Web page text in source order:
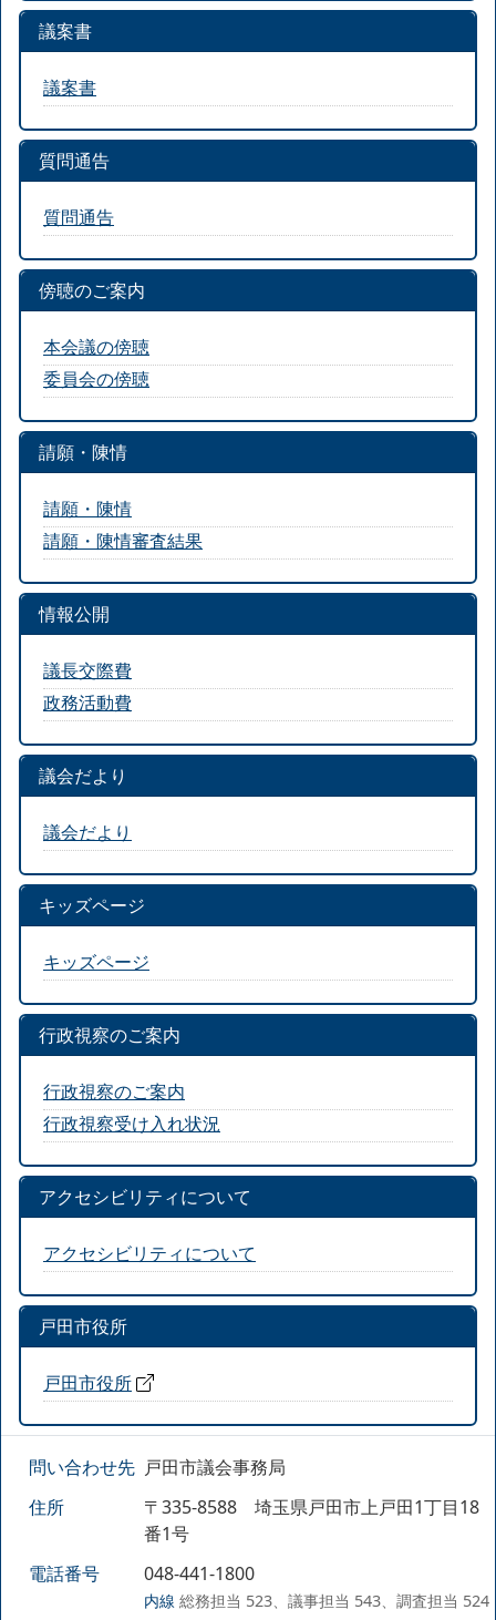
議案書
議案書
質問通告
質問通告
傍聴のご案内
本会議の傍聴
委員会の傍聴
請願・陳情
請願・陳情
請願・陳情審査結果
情報公開
議長交際費
政務活動費
議会だより
議会だより
キッズページ
キッズページ
行政視察のご案内
行政視察のご案内
行政視察受け入れ状況
アクセシビリティについて
アクセシビリティについて
戸田市役所
戸田市役所
問い合わせ先 戸田市議会事務局
住所
〒335-8588 埼玉県戸田市上戸田1丁目18
番1号
電話番号
048-441-1800
内線 総務担当 523、議事担当 543、調査担当 524